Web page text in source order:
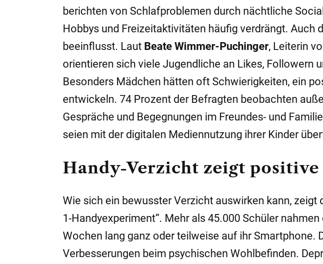
berichten von Schlafproblemen durch nächtliche
Hobbys und Freizeitaktivitäten häufig verdrängt. Auch
beeinflusst. Laut Beate Wimmer-Puchinger, Leiterin
orientieren sich viele Jugendliche an Likes, Followern
Besonders Mädchen hätten oft Schwierigkeiten, ein
entwickeln. 74 Prozent der Befragten beobachten
Gespräche und Begegnungen im Freundes- und
seien mit der digitalen Mediennutzung ihrer Kinder
Handy-Verzicht zeigt
Wie sich ein bewusster Verzicht auswirken kann, zeigt
1-Handyexperiment“. Mehr als 45.000 Schüler
Wochen lang ganz oder teilweise auf ihr Smartphone.
Verbesserungen beim psychischen Wohlbefinden.